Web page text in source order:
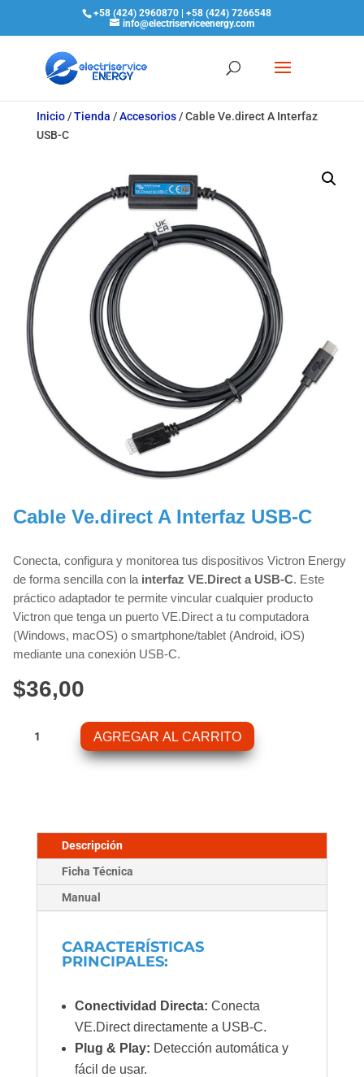
+58 (424) 2960870 | +58 (424) 7266548
info@electriserviceenergy.com
Inicio/Tienda /Accesorios/Cable Ve.direct A Interfaz
USB-C
Cable Ve.direct A Interfaz USB-C
Conecta, configura y monitorea tus dispositivos Victron Energy
de forma sencilla con la interfaz VE.Direct a USB-C. Este
práctico adaptador te permite vincular cualquier producto
Victron que tenga un puerto VE.Direct a tu computadora
(Windows, macOS) o smartphone/tablet (Android, iOS)
mediante una conexión USB-C.
$36,00
Ve.direct
cantidad
AGREGAR AL CARRITO
Descripción
Ficha Técnica
Manual
CARACTERÍSTICAS
PRINCIPALES:
Conectividad Directa: Conecta
VE.Direct directamente a USB-C.
Plug & Play: Detección automática y
fácil de usar.